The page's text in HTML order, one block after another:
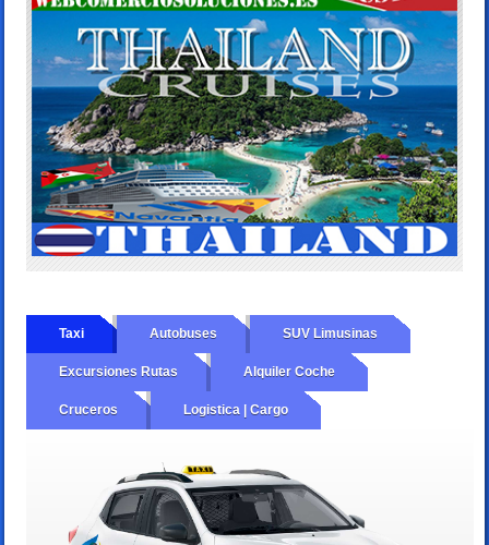
Taxi Autobuses SUV Limusinas
Excursiones Rutas Alquiler Coche
Cruceros Logistica | Cargo